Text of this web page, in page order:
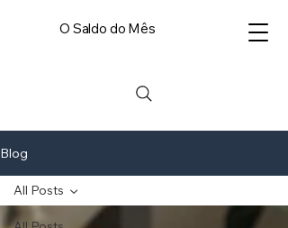
O Saldo do Mês
Blog
All Posts